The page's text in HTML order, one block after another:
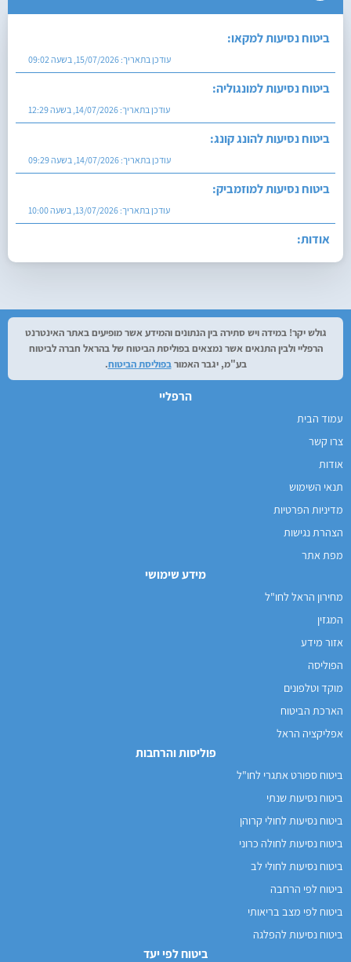
ביטוח נסיעות למקאו:
עודכן בתאריך: 15/07/2026, בשעה 09:02
ביטוח נסיעות למונגוליה:
עודכן בתאריך: 14/07/2026, בשעה 12:29
ביטוח נסיעות להונג קונג:
עודכן בתאריך: 14/07/2026, בשעה 09:29
ביטוח נסיעות למוזמביק:
עודכן בתאריך: 13/07/2026, בשעה 10:00
אודות:
עודכן בתאריך:27/07/2026, בשעה 12:29
גולש יקר! במידה ויש סתירה בין הנתונים והמידע אשר מופיעים באתר האינטרנט
הרפליי ולבין התנאים אשר נמצאים בפוליסת הביטוח של בהראל חברה לביטוח
בע"מ, יגבר האמורבפוליסת הביטוח.
הרפליי
עמוד הבית
צרו קשר
אודות
תנאי השימוש
מדיניות הפרטיות
הצהרת נגישות
מפת אתר
מידע שימושי
מחירון הראל לחו"ל
המגזין
אזור מידע
הפוליסה
מוקד וטלפונים
הארכת הביטוח
אפליקציה הראל
פוליסות והרחבות
ביטוח ספורט אתגרי לחו"ל
ביטוח נסיעות שנתי
ביטוח נסיעות לחולי קרוהן
ביטוח נסיעות לחולה כרוני
ביטוח נסיעות לחולי לב
ביטוח לפי הרחבה
ביטוח לפי מצב בריאותי
ביטוח נסיעות להפלגה
ביטוח לפי יעד